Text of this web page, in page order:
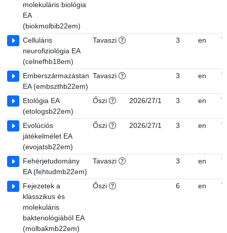
molekuláris biológia
EA
(biokmolbib22em)
Celluláris
neurofiziológia EA
(celnefhb18em)
Tavaszi 3 en 7
Emberszármazástan
EA (embszthb22em)
Tavaszi 3 en 7
Etológia EA
(etologsb22em)
Őszi 2026/27/1 3 en 7
Evolúciós
játékelmélet EA
(evojatsb22em)
Őszi 2026/27/1 3 en 7
Fehérjetudomány
EA (fehtudmb22em)
Tavaszi 3 en 7
Fejezetek a
klasszikus és
molekuláris
bakteriológiából EA
(molbakmb22em)
Őszi 6 en 7